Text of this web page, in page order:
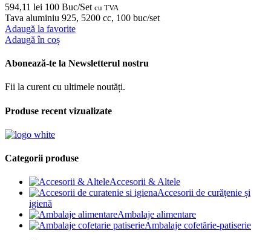
594,11 lei 100 Buc/Set cu TVA
Tava aluminiu 925, 5200 cc, 100 buc/set
Adaugă la favorite
Adaugă în coș
Abonează-te la Newsletterul nostru
Fii la curent cu ultimele noutăți.
Produse recent vizualizate
Categorii produse
Accesorii & Altele
Accesorii de curățenie și
igienă
Ambalaje alimentare
Ambalaje cofetărie-patiserie